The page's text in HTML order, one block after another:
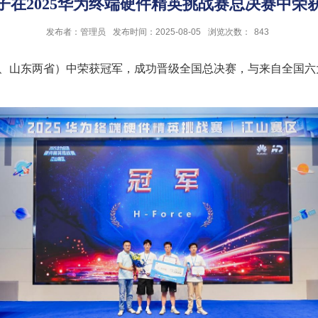
在2025华为终端硬件精英挑战赛总决赛中荣
发布者：管理员 发布时间：2025-08-05 浏览次数： 843
山东两省）中荣获冠军，成功晋级全国总决赛，与来自全国